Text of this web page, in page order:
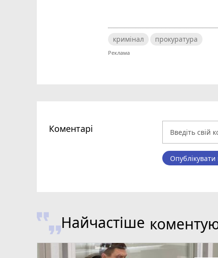
кримінал прокуратура
Коментарі
Найчастіше